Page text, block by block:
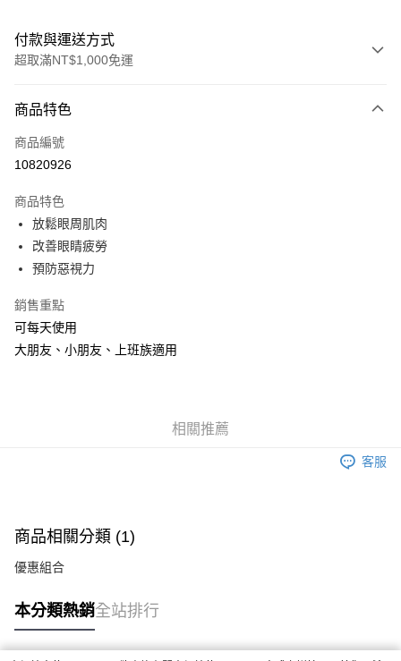
付款與運送方式
超取滿NT$1,000免運
信用卡一次付款
超商取貨付款
Apple Pay
街口支付
ATM付款
每筆NT$65，滿NT$1,000(含以上)免運費
商品特色
商品編號
10820926
商品特色
放鬆眼周肌肉
改善眼睛疲勞
預防惡視力
銷售重點
可每天使用
大朋友、小朋友、上班族適用
相關推薦
客服
商品相關分類 (1)
優惠組合
本分類熱銷全站排行